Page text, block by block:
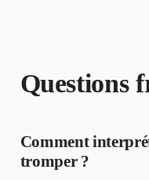
Questions
Comment
tromper ?